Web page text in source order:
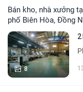
Bán kho, nhà xưởng tại Đường Số 2, Phường An Bình, Thành
phố Biên Hòa, Đồng
8